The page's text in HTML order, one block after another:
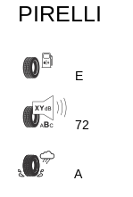
PIRELLI
E
72
A